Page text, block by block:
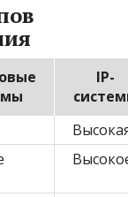
IP-